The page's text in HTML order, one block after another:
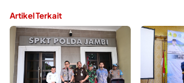
Artikel Terkait